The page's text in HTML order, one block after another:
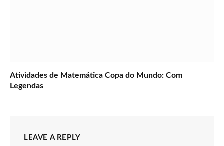
Atividades de Matemática Copa do Mundo: Com
Legendas
LEAVE A REPLY